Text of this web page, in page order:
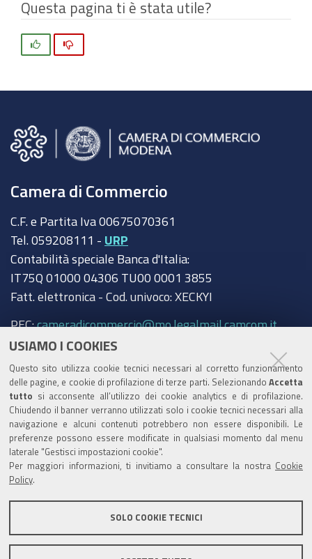
USIAMO I COOKIES
Questo sito utilizza cookie tecnici necessari al corretto funzionamento
delle pagine, e cookie di profilazione di terze parti. Selezionando Accetta
tutto si acconsente all’utilizzo dei cookie analytics e di profilazione.
Chiudendo il banner verranno utilizzati solo i cookie tecnici necessari alla
navigazione e alcuni contenuti potrebbero non essere disponibili. Le
preferenze possono essere modificate in qualsiasi momento dal menu
laterale "Gestisci impostazioni cookie".
Per maggiori informazioni, ti invitiamo a consultare la nostra Cookie
Policy
SOLO COOKIE TECNICI
giugno
2015,
ore
presso
sede
della
di
in
Via
Ganaceto
134
Questa pagina ti è stata utile?
Camera di Commercio
C.F. e Partita Iva 00675070361
Tel. 059208111 - URP
Contabilità speciale Banca d'Italia:
IT75Q 01000 04306 TU00 0001 3855
Fatt. elettronica - Cod. univoco: XECKYI
PEC:cameradicommercio@mo.legalmail.camcom.it
Trasparenza
Amministrazione trasparente
Albo Camerale
Pubblicità Legale
Area riservata Amministratori